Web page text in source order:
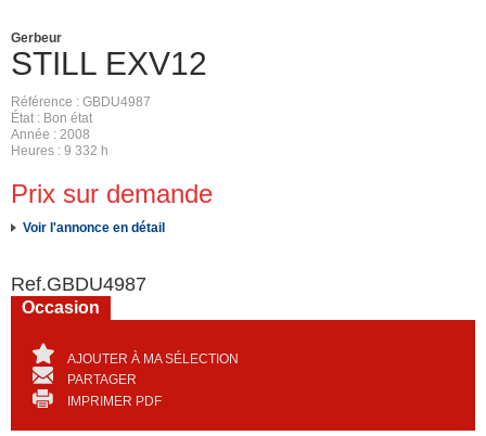
STILL EXV12
Gerbeur
Référence
GBDU4987
État
Bon état
Année
2008
Heures
9 332 h
Prix sur demande
Voir l'annonce en détail
Ref.GBDU4987
Occasion
AJOUTER À MA SÉLECTION
PARTAGER
IMPRIMER PDF